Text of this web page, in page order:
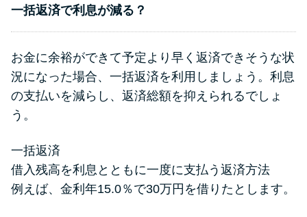
一括返済で利息が減る？
お金に余裕ができて予定より早く返済できそうな状
況になった場合、一括返済を利用しましょう。利息
の支払いを減らし、返済総額を抑えられるでしょ
う。
一括返済
借入残高を利息とともに一度に支払う返済方法
例えば、金利年15.0％で30万円を借りたとします。